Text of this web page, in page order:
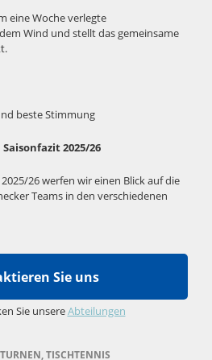
eine Woche verlegte
Wind und stellt das gemeinsame
beste Stimmung
2025/26
26 werfen wir einen Blick auf die
Teams in den verschiedenen
Sie uns
Sie unsereAbteilungen
TISCHTENNIS